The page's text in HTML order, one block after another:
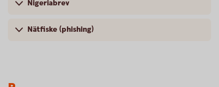
Nigeriabrev
Nätfiske (phishing)